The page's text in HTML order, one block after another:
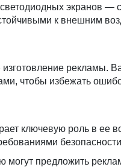
экранов —
к внешним
рекламы.
чтобы избежать
ключевую роль в ее
могут предложить